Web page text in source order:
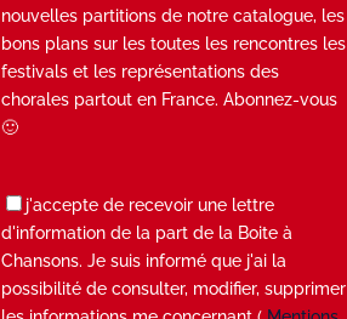
nouvelles partitions de notre catalogue, les
bons plans sur les toutes les rencontres les
festivals et les représentations des
chorales partout en France. Abonnez-vous
🙂
j'accepte de recevoir une lettre
d'information de la part de la Boite à
Chansons. Je suis informé que j'ai la
possibilité de consulter, modifier, supprimer